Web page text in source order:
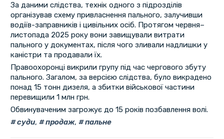
За даними слідства, технік одного з підрозділів
організував схему привласнення пального, залучивши
водіїв-заправників і цивільних осіб. Протягом червня–
листопада 2025 року вони завищували витрати
пального у документах, після чого зливали надлишки у
каністри та продавали їх.
Правоохоронці викрили групу під час чергового збуту
пального. Загалом, за версією слідства, було викрадено
понад 15 тонн дизеля, а збитки військової частини
перевищили 1 млн грн.
Обвинуваченим загрожує до 15 років позбавлення волі.
суди, продаж, пальне